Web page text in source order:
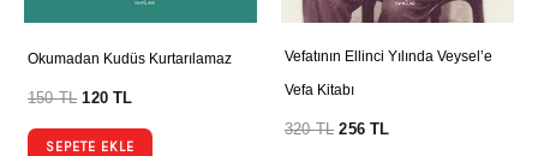
Okumadan Kudüs Kurtarılamaz
150TL 120TL
SEPETE EKLE
Vefatının Ellinci Yılında Veysel’e
Vefa Kitabı
320TL 256TL